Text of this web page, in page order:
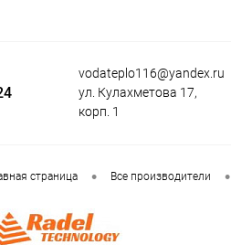
vodateplo116@yandex.ru
ул. Кулахметова 17,
корп. 1
страница • Все производители •